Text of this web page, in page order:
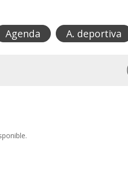
Agenda A. deportiva